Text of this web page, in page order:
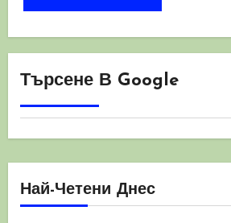
Търсене В Google
Най-Четени Днес